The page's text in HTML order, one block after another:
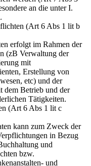
an die unter I.
(Art 6 Abs 1 lit b
erfolgt im Rahmen der
(zB Verwaltung der
mit
Erstellung von
etc) und der
dem Betrieb und der
Tätigkeiten.
(Art 6 Abs 1 lit c
kann zum Zweck der
in Bezug
und
bzw.
und